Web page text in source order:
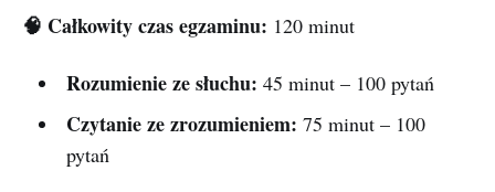
🧠 Całkowity czas egzaminu: 120 minut
Rozumienie ze słuchu: 45 minut – 100 pytań
Czytanie ze zrozumieniem: 75 minut – 100
pytań